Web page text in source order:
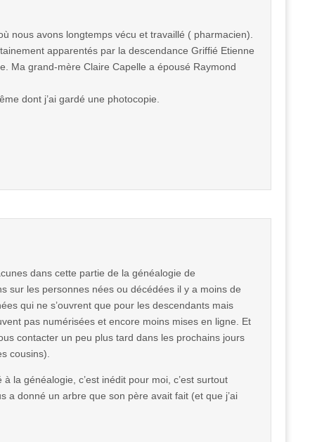
nous avons longtemps vécu et travaillé ( pharmacien).
apparentés par la descendance Griffié Etienne
Ma grand-mère Claire Capelle a épousé Raymond
dont j’ai gardé une photocopie.
dans cette partie de la généalogie de
sur les personnes nées ou décédées il y a moins de
qui ne s’ouvrent que pour les descendants mais
pas numérisées et encore moins mises en ligne. Et
contacter un peu plus tard dans les prochains jours
cousins).
la généalogie, c’est inédit pour moi, c’est surtout
a donné un arbre que son père avait fait (et que j’ai